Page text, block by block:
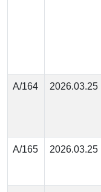
А/164 2026.03.25
А/165 2026.03.25